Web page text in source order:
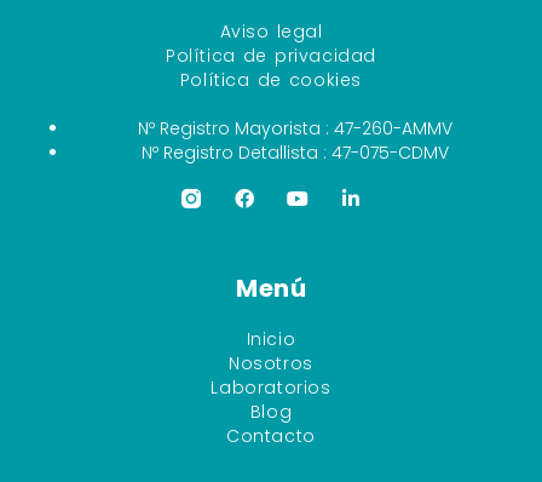
Aviso legal
Política de privacidad
Política de cookies
Nº Registro Mayorista : 47-260-AMMV
Nº Registro Detallista : 47-075-CDMV
Menú
Inicio
Nosotros
Laboratorios
Blog
Contacto